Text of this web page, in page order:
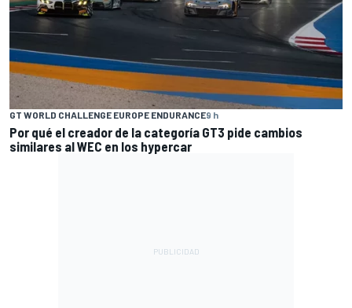
GT WORLD CHALLENGE EUROPE ENDURANCE9 h
Por qué el creador de la categoría GT3 pide cambios
similares al WEC en los hypercar